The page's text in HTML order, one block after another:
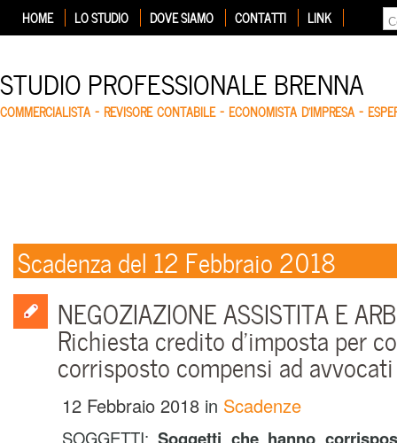
HOME LO STUDIO DOVE SIAMO CONTATTI LINK
STUDIO PROFESSIONALE BRENNA
COMMERCIALISTA – REVISORE CONTABILE – ECONOMISTA D'IMPRESA –
Scadenza del 12 Febbraio 2018
NEGOZIAZIONE ASSISTITA E
Richiesta credito d’imposta per
corrisposto compensi ad avvocati
12 Febbraio 2018 in Scadenze
SOGGETTI:Soggetti che hanno